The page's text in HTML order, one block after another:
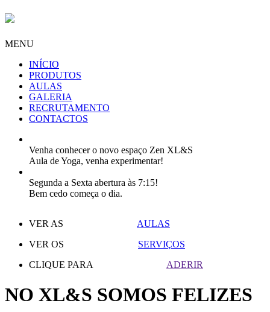
MENU
INÍCIO
PRODUTOS
AULAS
GALERIA
RECRUTAMENTO
CONTACTOS
Venha conhecer o novo espaço Zen XL&S
Aula de Yoga, venha experimentar!
Segunda a Sexta abertura às 7:15!
Bem cedo começa o dia.
VER AS
AULAS
VER OS
SERVIÇOS
CLIQUE PARA
ADERIR
NO XL&S SOMOS FELIZES